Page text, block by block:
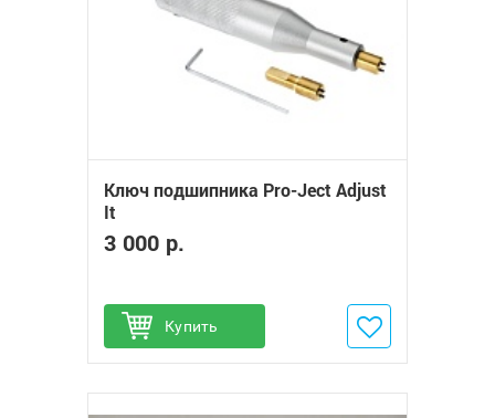
Ключ подшипника Pro-Ject Adjust
It
3 000 р.
Купить
Добавить в избранное